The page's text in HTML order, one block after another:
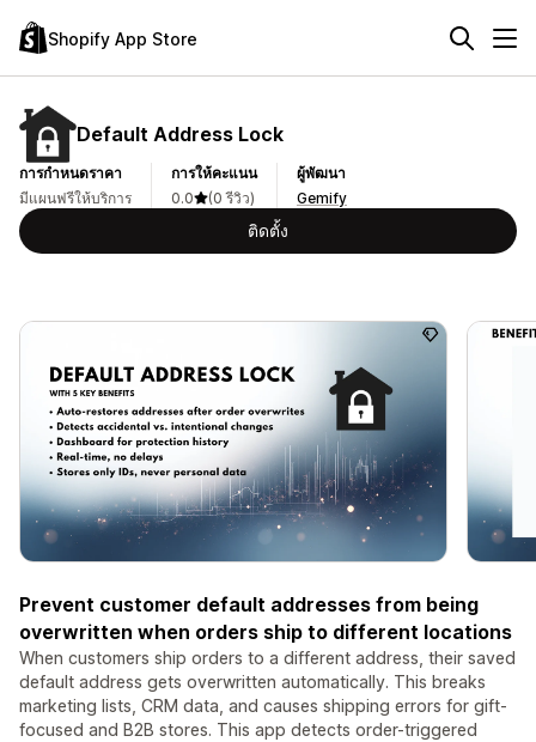
Shopify App Store
Default Address Lock
การกำหนดราคา
มีแผนฟรีให้บริการ
การให้คะแนน
0.0
(0 รีวิว)
ผู้พัฒนา
Gemify
ติดตั้ง
Prevent customer default addresses from being
overwritten when orders ship to different locations
When customers ship orders to a different address, their saved
default address gets overwritten automatically. This breaks
marketing lists, CRM data, and causes shipping errors for gift-
focused and B2B stores. This app detects order-triggered